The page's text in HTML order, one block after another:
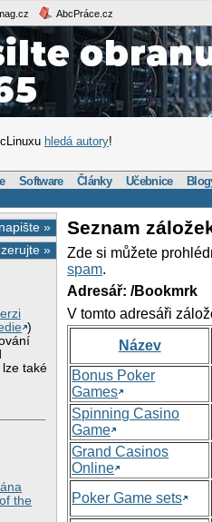
AbcPráce.cz
hledá autory!
Software Články Učebnice
napište »
»
)
lze také
the
Seznam
Zde si můžete
spam.
Adresář: /Bookmrk
V tomto adresáři
Název
Bonus Poker
Games
Spinning Casino
Game
Grand Casinos
Online
Poker Game sets